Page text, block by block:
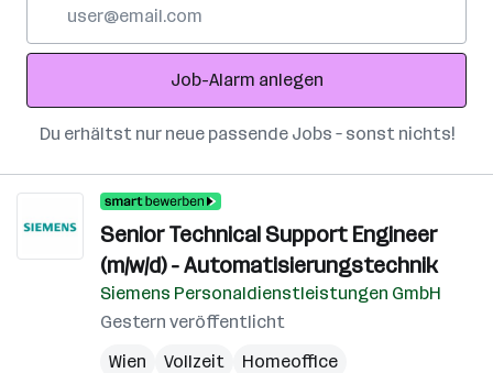
Adresse
Job-Alarm anlegen
Du erhältst nur neue passende Jobs – sonst nichts!
Senior Technical Support Engineer
(m/w/d) - Automatisierungstechnik
Siemens Personaldienstleistungen GmbH
Gestern veröffentlicht
Wien
Vollzeit
Homeoffice